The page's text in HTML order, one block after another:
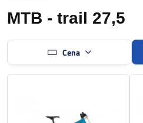
MTB - trail 27,5
Cena